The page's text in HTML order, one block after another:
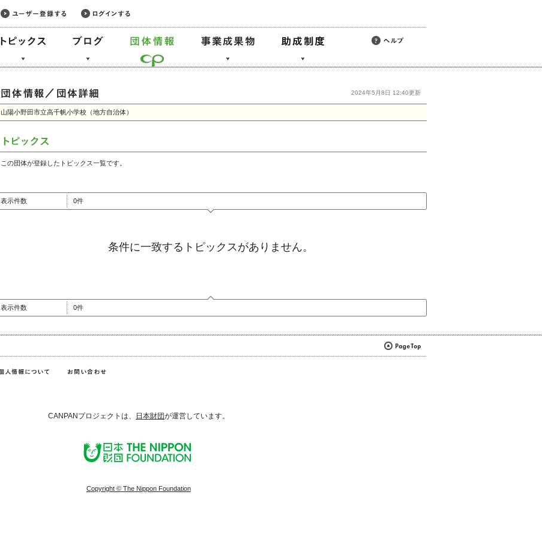
2024年5月8日 12:40更新
山陽小野田市立高千帆小学校（地方自治体）
この団体が登録したトピックス一覧です。
表示件数 0件
条件に一致するトピックスがありません。
表示件数 0件
CANPANプロジェクトは、 日本財団が運営しています。
Copyright © The Nippon Foundation